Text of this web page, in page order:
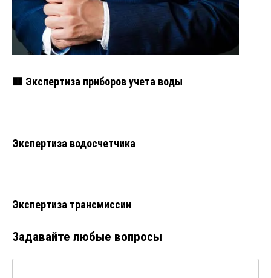
🟥 Экспертиза приборов учета воды
Экспертиза водосчетчика
Экспертиза трансмиссии
Задавайте любые вопросы